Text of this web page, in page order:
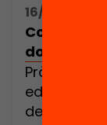
16/10/2015
Com
docent?
Pràctiques,
de la